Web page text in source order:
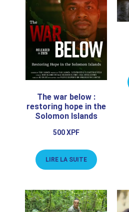
The war below :
restoring hope in the
Solomon Islands
500XPF
LIRE LA SUITE